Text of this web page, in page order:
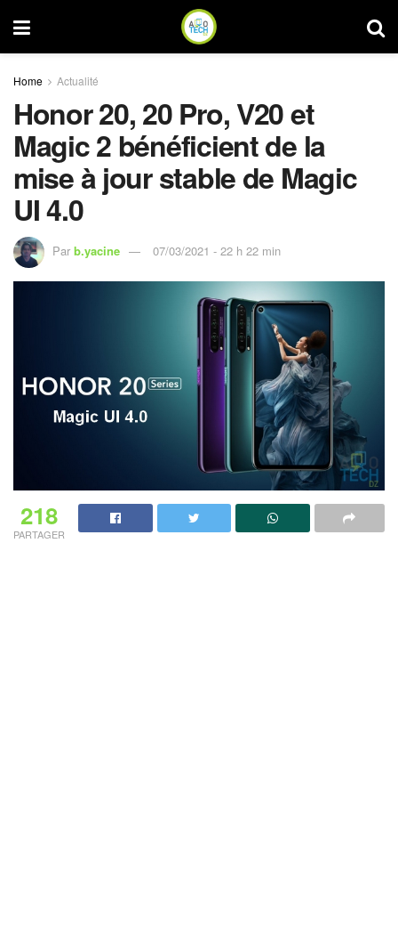
Home Actualité
Honor 20, 20 Pro, V20 et
Magic 2 bénéficient de la
mise à jour stable de Magic
UI 4.0
Par b.yacine 07/03/2021 - 22 h 22 min
218
PARTAGER